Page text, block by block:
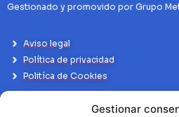
Gestionar
Gestionado y promovido por Grupo
Aviso legal
Política de privacidad
Politíca de Cookies